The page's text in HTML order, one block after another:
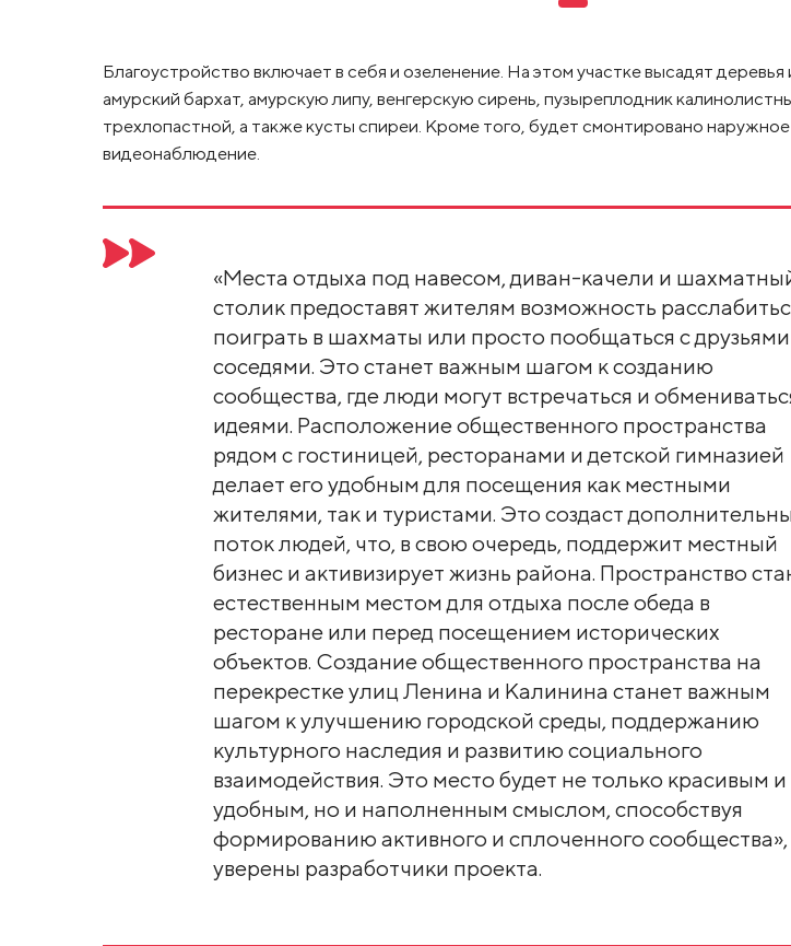
Благоустройство включает в себя и озеленение. На этом участке высадят деревья
амурский бархат, амурскую липу, венгерскую сирень, пузыреплодник
трехлопастной, а также кусты спиреи. Кроме того, будет смонтировано
видеонаблюдение.
«Места отдыха под навесом, диван-качели и
столик предоставят жителям возможность
поиграть в шахматы или просто пообщаться с
соседями. Это станет важным шагом к созданию
сообщества, где люди могут встречаться и
идеями. Расположение общественного пространства
рядом с гостиницей, ресторанами и детской гимназией
делает его удобным для посещения как местными
жителями, так и туристами. Это создаст
поток людей, что, в свою очередь, поддержит местный
бизнес и активизирует жизнь района. Пространство
естественным местом для отдыха после обеда в
ресторане или перед посещением исторических
объектов. Создание общественного пространства на
перекрестке улиц Ленина и Калинина станет важным
шагом к улучшению городской среды, поддержанию
культурного наследия и развитию социального
взаимодействия. Это место будет не только красивым и
удобным, но и наполненным смыслом, способствуя
формированию активного и сплоченного сообщества»,
уверены разработчики проекта.